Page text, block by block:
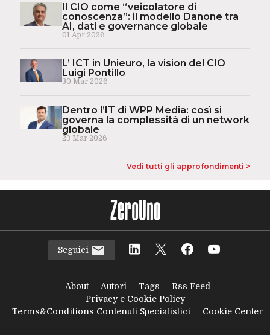
Il CIO come “veicolatore di
conoscenza”: il modello Danone tra
AI, dati e governance globale
01 Apr 2026
L’ ICT in Unieuro, la vision del CIO
Luigi Pontillo
30 Mar 2026
Dentro l’IT di WPP Media: così si
governa la complessità di un network
globale
23 Mar 2026
Vedi tutti gli approfondimenti >
Seguici
About Autori Tags
Rss Feed
Privacy e Cookie Policy
Terms&Conditions Contenuti Specialistici
Cookie Center